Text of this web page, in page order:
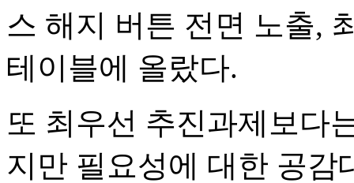
스 해지 버튼 전면 노출,
테이블에 올랐다.
또 최우선 추진과제보다
지만 필요성에 대한 공감